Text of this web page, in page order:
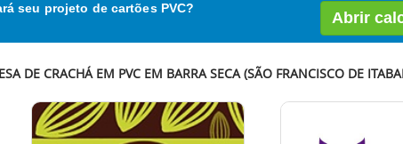
seu projeto de cartões PVC?
Abrir
DE CRACHÁ EM PVC EM BARRA SECA (SÃO FRANCISCO DE